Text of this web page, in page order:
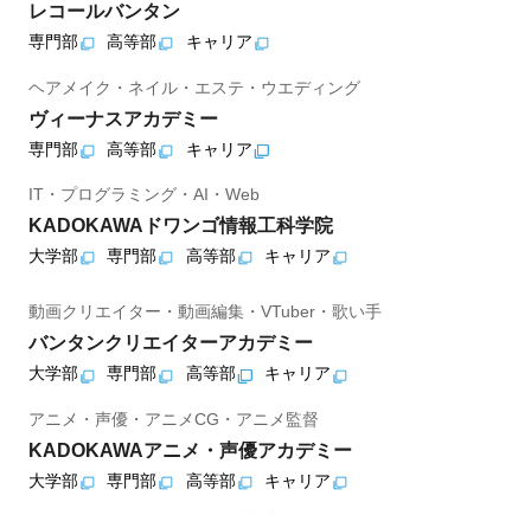
レコールバンタン
専門部 高等部 キャリア
ヘアメイク・ネイル・エステ・ウエディング
ヴィーナスアカデミー
専門部 高等部 キャリア
IT・プログラミング・AI・Web
KADOKAWAドワンゴ情報工科学院
大学部 専門部 高等部 キャリア
動画クリエイター・動画編集・VTuber・歌い手
バンタンクリエイターアカデミー
大学部 専門部 高等部 キャリア
アニメ・声優・アニメCG・アニメ監督
KADOKAWAアニメ・声優アカデミー
大学部 専門部 高等部 キャリア